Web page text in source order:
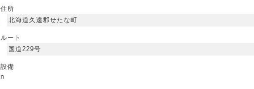
住所
北海道久遠郡せたな町
ルート
国道229号
設備
n